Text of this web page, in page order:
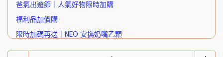
爸氣出遊節｜人氣好物限時加購
福利品加價購
限時加碼再送｜NEO 安撫奶嘴乙顆
爸氣出遊節｜達指定金額贈超值好物